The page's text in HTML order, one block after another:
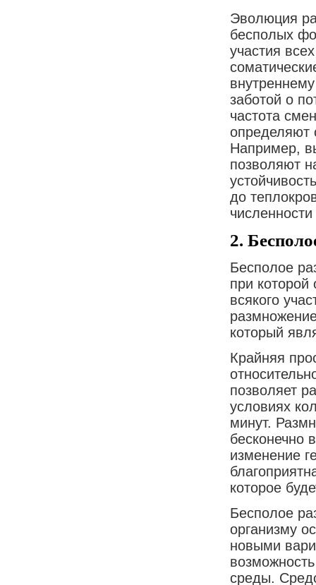
Эволюция
бесполых
участия
заботой о
частота
определяют
Например,
позволяют
до
2.
Бесполое
при которой
всякого
который
Крайняя
позволяет
условиях
минут.
бесконечно
изменение
которое
Бесполое
организму
новыми
среды.